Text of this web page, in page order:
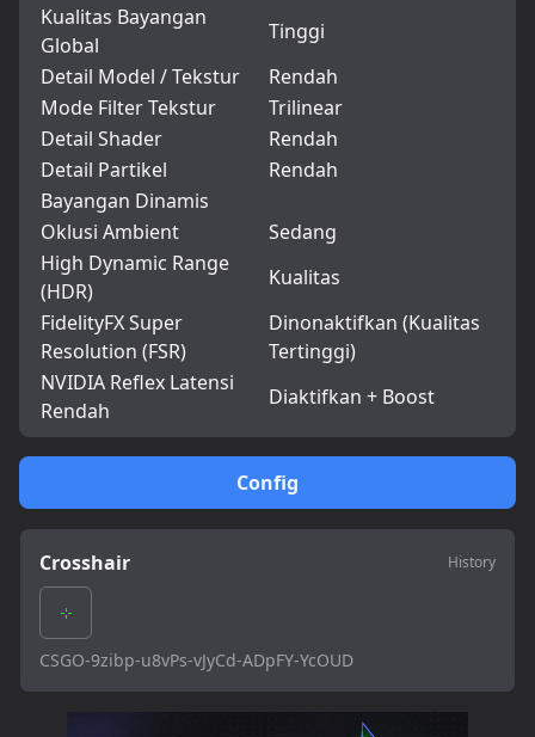
Config
Crosshair History
CSGO-9zibp-u8vPs-vJyCd-ADpFY-YcOUD
Kualitas Bayangan
Global
Tinggi
Detail Model / Tekstur
Rendah
Mode Filter Tekstur
Trilinear
Detail Shader
Rendah
Detail Partikel
Rendah
Bayangan Dinamis
Oklusi Ambient
Sedang
High Dynamic Range
(HDR)
Kualitas
FidelityFX Super
Resolution (FSR)
Dinonaktifkan (Kualitas
Tertinggi)
NVIDIA Reflex Latensi
Rendah
Diaktifkan + Boost